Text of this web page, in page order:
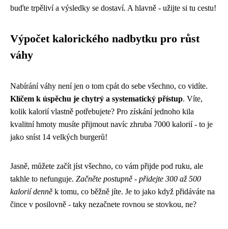
buďte trpěliví a výsledky se dostaví. A hlavně - užijte si tu cestu!
Výpočet kalorického nadbytku pro růst
váhy
Nabírání váhy není jen o tom cpát do sebe všechno, co vidíte.
Klíčem k úspěchu je chytrý a systematický přístup. Víte,
kolik kalorií vlastně potřebujete? Pro získání jednoho kila
kvalitní hmoty musíte přijmout navíc zhruba 7000 kalorií - to je
jako sníst 14 velkých burgerů!
Jasně, můžete začít jíst všechno, co vám přijde pod ruku, ale
takhle to nefunguje. Začněte postupně - přidejte 300 až 500
kalorií denně k tomu, co běžně jíte. Je to jako když přidáváte na
čince v posilovně - taky nezačnete rovnou se stovkou, ne?